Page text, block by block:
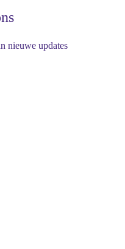
nieuwe updates